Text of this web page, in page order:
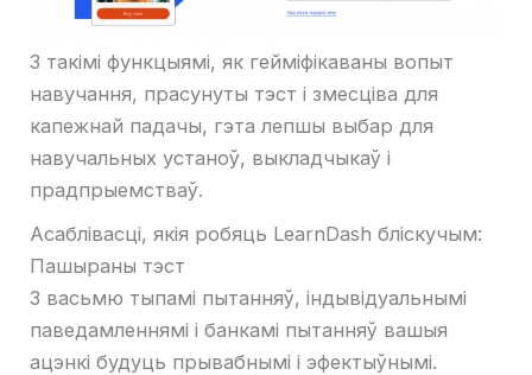
З такімі функцыямі, як гейміфікаваны вопыт
навучання, прасунуты тэст і змесціва для
капежнай падачы, гэта лепшы выбар для
навучальных устаноў, выкладчыкаў і
прадпрыемстваў.
Асаблівасці, якія робяць LearnDash бліскучым:
Пашыраны тэст
З васьмю тыпамі пытанняў, індывідуальнымі
паведамленнямі і банкамі пытанняў вашыя
ацэнкі будуць прывабнымі і эфектыўнымі.